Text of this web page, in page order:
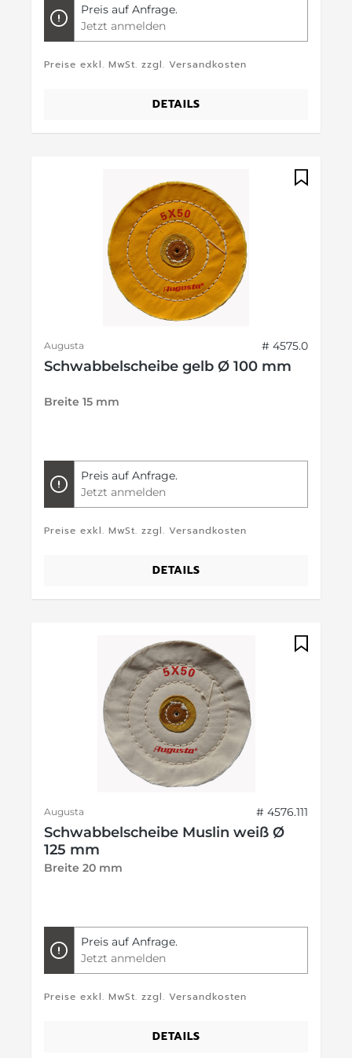
Preis auf Anfrage.
Jetzt anmelden
Preise exkl. MwSt. zzgl. Versandkosten
DETAILS
Augusta # 4575.0
Schwabbelscheibe gelb Ø 100 mm
Breite 15 mm
Preis auf Anfrage.
Jetzt anmelden
Preise exkl. MwSt. zzgl. Versandkosten
DETAILS
Augusta # 4576.111
Schwabbelscheibe Muslin weiß Ø
125 mm
Breite 20 mm
Preis auf Anfrage.
Jetzt anmelden
Preise exkl. MwSt. zzgl. Versandkosten
DETAILS